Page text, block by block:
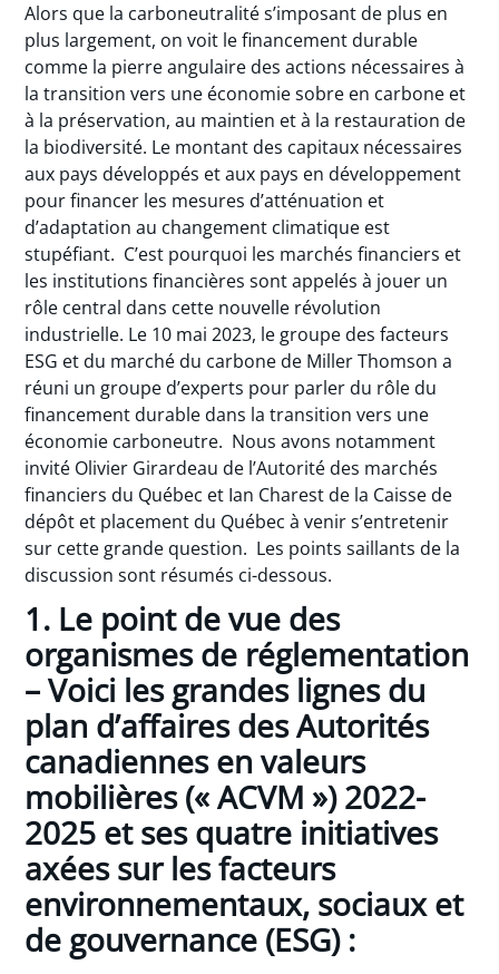
Alors que la carboneutralité s’imposant de plus en
plus largement, on voit le financement durable
comme la pierre angulaire des actions nécessaires à
la transition vers une économie sobre en carbone et
à la préservation, au maintien et à la restauration de
la biodiversité. Le montant des capitaux nécessaires
aux pays développés et aux pays en développement
pour financer les mesures d’atténuation et
d’adaptation au changement climatique est
stupéfiant. C’est pourquoi les marchés financiers et
les institutions financières sont appelés à jouer un
rôle central dans cette nouvelle révolution
industrielle. Le 10 mai 2023, le groupe des facteurs
ESG et du marché du carbone de Miller Thomson a
réuni un groupe d’experts pour parler du rôle du
financement durable dans la transition vers une
économie carboneutre. Nous avons notamment
invité Olivier Girardeau de l’Autorité des marchés
financiers du Québec et Ian Charest de la Caisse de
dépôt et placement du Québec à venir s’entretenir
sur cette grande question. Les points saillants de la
discussion sont résumés ci-dessous.
1. Le point de vue des
organismes de réglementation
– Voici les grandes lignes du
plan d’affaires des Autorités
canadiennes en valeurs
mobilières (« ACVM ») 2022-
2025 et ses quatre initiatives
axées sur les facteurs
environnementaux, sociaux et
de gouvernance (ESG) :